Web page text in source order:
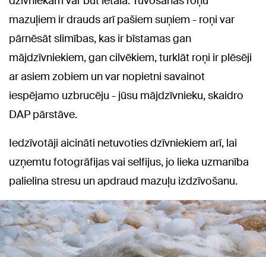
mazuļiem ir drauds arī pašiem suņiem - roņi var
pārnēsāt slimības, kas ir bīstamas gan
mājdzīvniekiem, gan cilvēkiem, turklāt roņi ir plēsēji
ar asiem zobiem un var nopietni savainot
iespējamo uzbrucēju - jūsu mājdzīvnieku, skaidro
DAP pārstāve.
Iedzīvotāji aicināti netuvoties dzīvniekiem arī, lai
uzņemtu fotogrāfijas vai selfijus, jo lieka uzmanība
palielina stresu un apdraud mazuļu izdzīvošanu.